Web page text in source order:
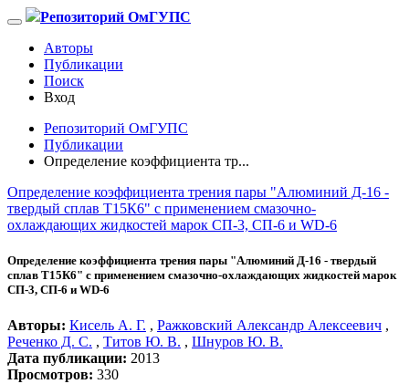
Репозиторий ОмГУПС
Авторы
Публикации
Поиск
Вход
Репозиторий ОмГУПС
Публикации
Определение коэффициента тр...
Определение коэффициента трения пары "Алюминий Д-16 -
твердый сплав Т15К6" с применением смазочно-
охлаждающих жидкостей марок СП-3, СП-6 и WD-6
Определение коэффициента трения пары "Алюминий Д-16 - твердый
сплав Т15К6" с применением смазочно-охлаждающих жидкостей марок
СП-3, СП-6 и WD-6
Авторы: Кисель А. Г. , Ражковский Александр Алексеевич ,
Реченко Д. С. , Титов Ю. В. , Шнуров Ю. В.
Дата публикации: 2013
Просмотров: 330